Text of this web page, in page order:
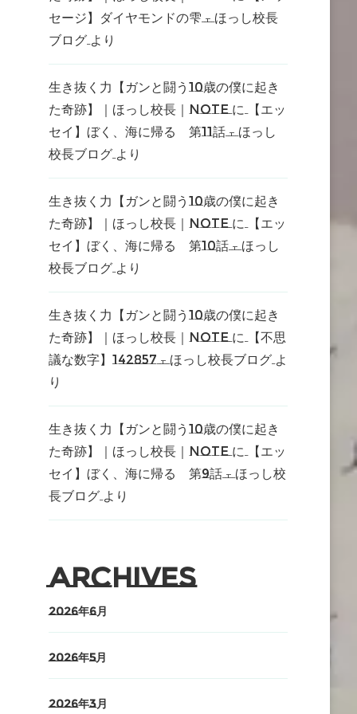
セージ】ダイヤモンドの雫 – ほっし校長
ブログより
生き抜く力【ガンと闘う10歳の僕に起き
た奇跡】｜ほっし校長｜noteに【エッ
セイ】ぼく、海に帰る 第11話 – ほっし
校長ブログより
生き抜く力【ガンと闘う10歳の僕に起き
た奇跡】｜ほっし校長｜noteに【エッ
セイ】ぼく、海に帰る 第10話 – ほっし
校長ブログより
生き抜く力【ガンと闘う10歳の僕に起き
た奇跡】｜ほっし校長｜noteに【不思
議な数字】142857 – ほっし校長ブログよ
り
生き抜く力【ガンと闘う10歳の僕に起き
た奇跡】｜ほっし校長｜noteに【エッ
セイ】ぼく、海に帰る 第9話 – ほっし校
長ブログより
Archives
2026年6月
2026年5月
2026年3月